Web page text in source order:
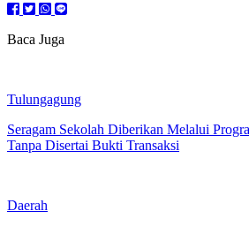
Baca Juga
Tulungagung
Seragam Sekolah Diberikan Melalui
Tanpa Disertai Bukti Transaksi
Daerah